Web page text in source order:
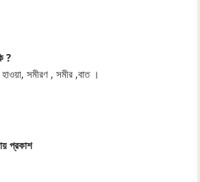
?
সমীরণ , সমীর ,বাত ।
প্রকাশ